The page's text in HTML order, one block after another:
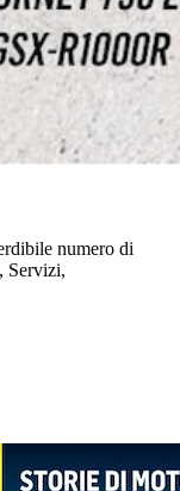
numero di
Servizi,